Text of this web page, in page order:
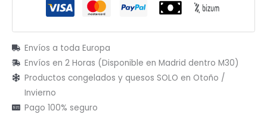
Envíos a toda Europa
Envíos en 2 Horas (Disponible en Madrid dentro M30)
Productos congelados y quesos SOLO en Otoño /
Invierno
Pago 100% seguro